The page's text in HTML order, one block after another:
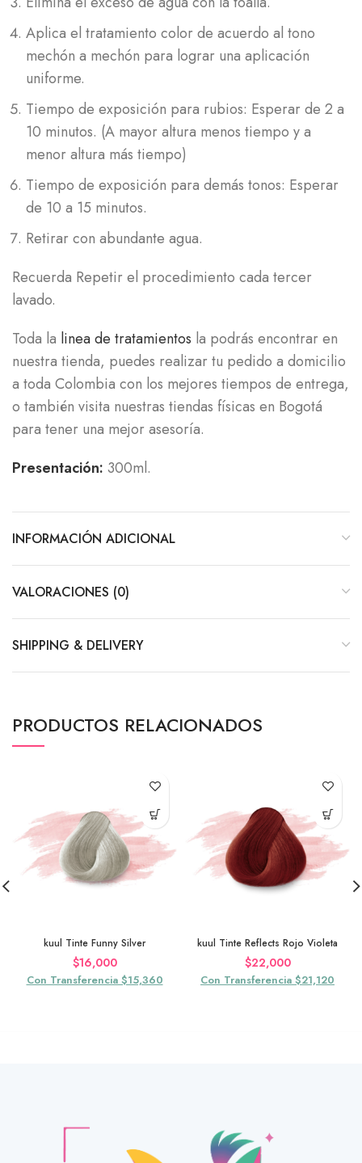
Aplica el tratamiento color de acuerdo al tono
mechón a mechón para lograr una aplicación
uniforme.
Tiempo de exposición para rubios: Esperar de 2 a
10 minutos. (A mayor altura menos tiempo y a
menor altura más tiempo)
Tiempo de exposición para demás tonos: Esperar
de 10 a 15 minutos.
Retirar con abundante agua.
Recuerda Repetir el procedimiento cada tercer
lavado.
Toda la linea de tratamientos la podrás encontrar en
nuestra tienda, puedes realizar tu pedido a domicilio
a toda Colombia con los mejores tiempos de entrega,
o también visita nuestras tiendas físicas en Bogotá
para tener una mejor asesoría.
Presentación: 300ml.
INFORMACIÓN ADICIONAL
VALORACIONES (0)
SHIPPING & DELIVERY
PRODUCTOS RELACIONADOS
kuul Tinte Funny Silver
$16,000
Con Transferencia $15,360
kuul Tinte Reflects Rojo Violeta
$22,000
Con Transferencia $21,120